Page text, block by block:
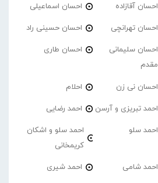
احسان آقازاده احسان اسماعیلی
احسان تهرانچی احسان حسینی راد
احسان سلیمانی
مقدم
احسان طاری
احسان نی زن احلام
احمد تبریزی و آرسن احمد‌ رضایی
احمد سلو
احمد سلو و اشکان
کریمخانی
احمد شامی احمد شیری